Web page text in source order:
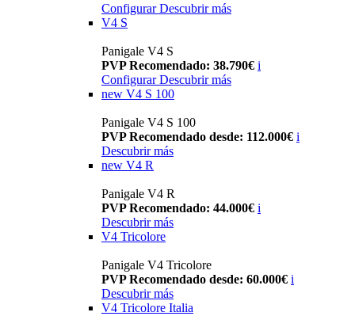
Configurar Descubrir más
V4 S
Panigale V4 S
PVP Recomendado: 38.790€ i
Configurar Descubrir más
new V4 S 100
Panigale V4 S 100
PVP Recomendado desde: 112.000€ i
Descubrir más
new V4 R
Panigale V4 R
PVP Recomendado: 44.000€ i
Descubrir más
V4 Tricolore
Panigale V4 Tricolore
PVP Recomendado desde: 60.000€ i
Descubrir más
V4 Tricolore Italia